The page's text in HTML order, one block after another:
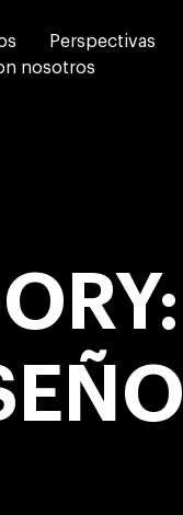
Perspectivas
nosotros